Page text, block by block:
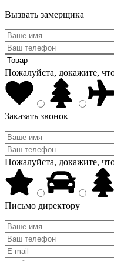
Вызвать замерщика
Пожалуйста, докажите,
Заказать звонок
Пожалуйста, докажите,
Письмо директору